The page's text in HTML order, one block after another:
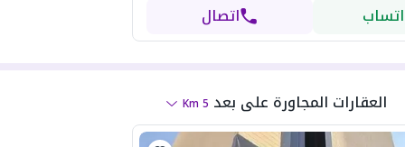
اتصال
العقارات المجاورة على بعد 5
Km